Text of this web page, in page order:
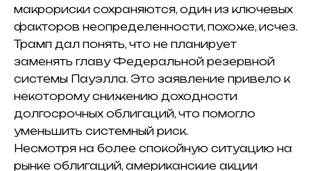
макрориски сохраняются, один из ключевых
факторов неопределенности, похоже, исчез.
Трамп дал понять, что не планирует
заменять главу Федеральной резервной
системы Пауэлла. Это заявление привело к
некоторому снижению доходности
долгосрочных облигаций, что помогло
уменьшить системный риск.
Несмотря на более спокойную ситуацию на
рынке облигаций, американские акции